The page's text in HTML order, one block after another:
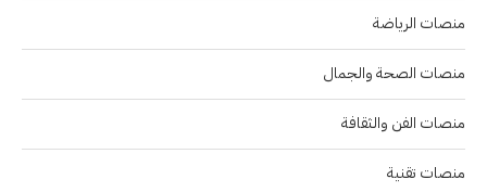
منصات الرياضة
منصات الصحة والجمال
منصات الفن والثقافة
منصات تقنية